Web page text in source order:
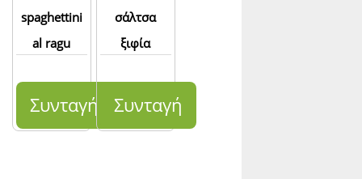
spaghettini
al ragu
Συνταγή
σάλτσα
ξιφία
Συνταγή